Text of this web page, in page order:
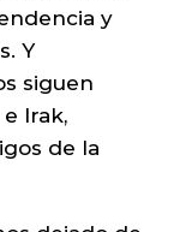
y
Y
siguen
Irak,
de la